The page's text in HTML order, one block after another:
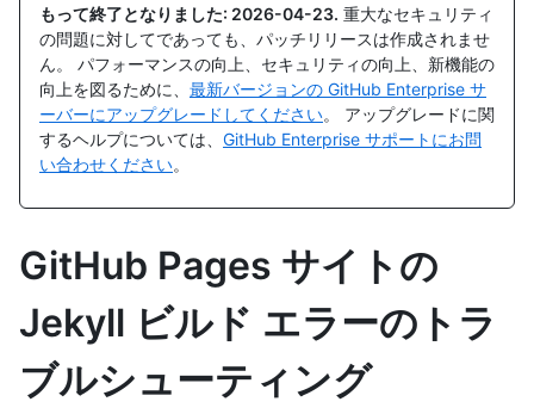
もって終了となりました: 2026-04-23. 重大なセキュリティ
の問題に対してであっても、パッチリリースは作成されませ
ん。 パフォーマンスの向上、セキュリティの向上、新機能の
向上を図るために、 最新バージョンの GitHub Enterprise サ
ーバーにアップグレードしてください。 アップグレードに関
するヘルプについては、 GitHub Enterprise サポートにお問
い合わせください。
GitHub Pages サイトの
Jekyll ビルド エラーのトラ
ブルシューティング